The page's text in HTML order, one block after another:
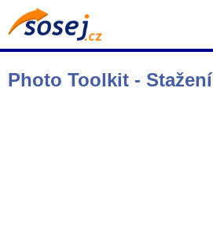
Photo Toolkit - Stažení